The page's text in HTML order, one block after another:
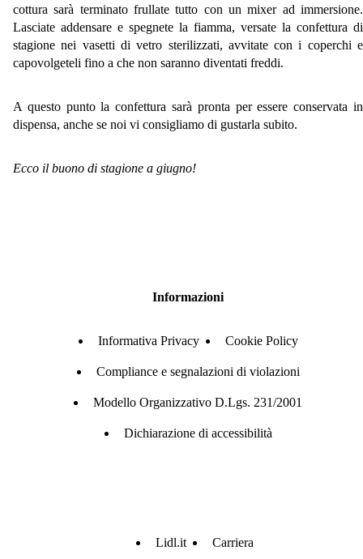
cottura sarà terminato frullate tutto con un mixer ad immersione.
Lasciate addensare e spegnete la fiamma, versate la confettura di
stagione nei vasetti di vetro sterilizzati, avvitate con i coperchi e
capovolgeteli fino a che non saranno diventati freddi.
A questo punto la confettura sarà pronta per essere conservata in
dispensa, anche se noi vi consigliamo di gustarla subito.
Ecco il buono di stagione a giugno!
Informazioni
Informativa Privacy Cookie Policy
Compliance e segnalazioni di violazioni
Modello Organizzativo D.Lgs. 231/2001
Dichiarazione di accessibilità
Lidl.it Carriera